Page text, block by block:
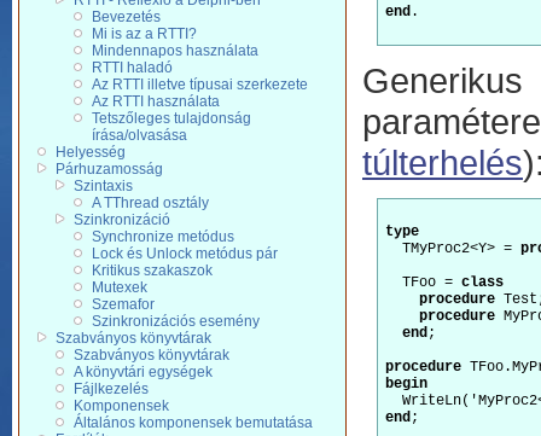
Bevezetés
Mi is az a RTTI?
Mindennapos használata
RTTI haladó
Az RTTI illetve típusai szerkezete
Az RTTI használata
Tetszőleges tulajdonság
írása/olvasása
Helyesség
Párhuzamosság
Szintaxis
A TThread osztály
Szinkronizáció
Synchronize metódus
Lock és Unlock metódus pár
Kritikus szakaszok
Mutexek
Szemafor
Szinkronizációs esemény
Szabványos könyvtárak
Szabványos könyvtárak
A könyvtári egységek
Fájlkezelés
Komponensek
Általános komponensek bemutatása
end.
túlterhelés
type
  TMyProc2<Y> =
  TFoo =
class
procedure
procedure
end;
procedure
begin
end;